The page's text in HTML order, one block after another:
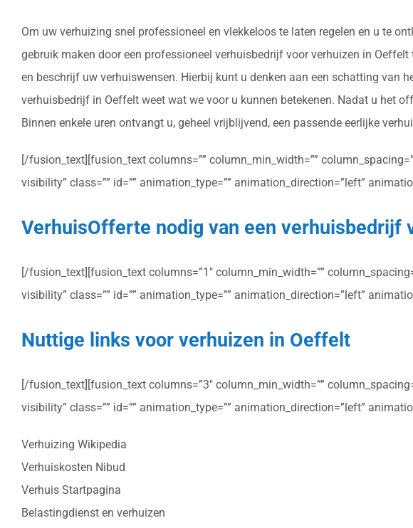
Om uw verhuizing snel professioneel en vlekkeloos te laten regelen en u te
gebruik maken door een professioneel verhuisbedrijf voor verhuizen in
en beschrijf uw verhuiswensen. Hierbij kunt u denken aan een schatting van
verhuisbedrijf in Oeffelt weet wat we voor u kunnen betekenen. Nadat u het
Binnen enkele uren ontvangt u, geheel vrijblijvend, een passende eerlijke
[/fusion_text][fusion_text columns=”” column_min_width=””
visibility” class=”” id=”” animation_type=”” animation_direction=”left”
VerhuisOfferte nodig van een verhuisbedrijf
[/fusion_text][fusion_text columns=”1″ column_min_width=””
visibility” class=”” id=”” animation_type=”” animation_direction=”left”
Nuttige links voor verhuizen in Oeffelt
[/fusion_text][fusion_text columns=”3″ column_min_width=””
visibility” class=”” id=”” animation_type=”” animation_direction=”left”
Verhuizing Wikipedia
Verhuiskosten Nibud
Verhuis Startpagina
Belastingdienst en verhuizen